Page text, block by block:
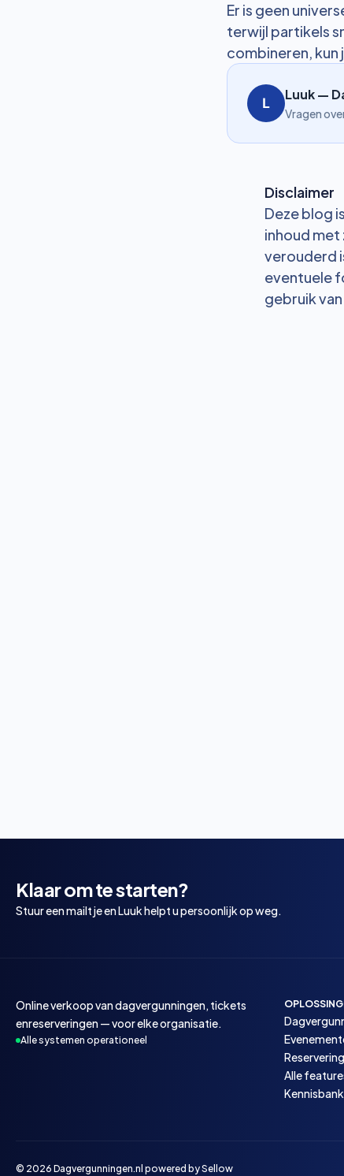
Er is geen
terwijl partikels
combineren, kun
Luuk —
Vragen
Disclaimer
Deze blog
inhoud
verouderd
eventuele
gebruik
Klaar om te starten?
Stuur een mailtje en Luuk helpt u persoonlijk op weg.
Online verkoop van dagvergunningen, tickets
enreserveringen — voor elke organisatie.
Alle systemen operationeel
Alle
Kennisbank
© 2026 Dagvergunningen.nl powered bySellow